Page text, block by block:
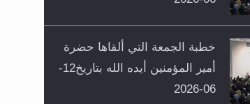
خطبة الجمعة التي ألقاها حضرة
أمير المؤمنين أيده الله بتاريخ12-
06-2026